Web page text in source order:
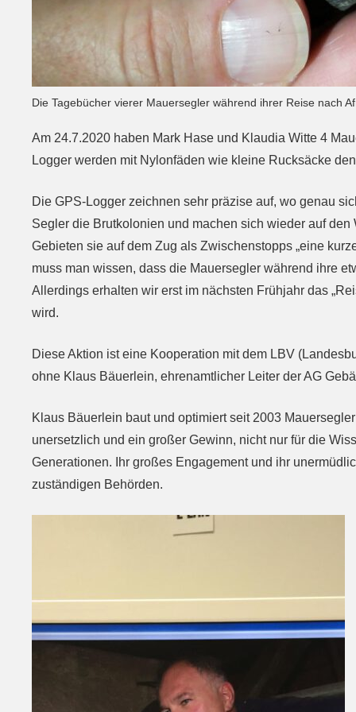
Die Tagebücher vierer Mauersegler während ihrer Reise nach
Am 24.7.2020 haben Mark Hase und Klaudia Witte 4
Logger werden mit Nylonfäden wie kleine Rucksäcke
Die GPS-Logger zeichnen sehr präzise auf, wo genau
Segler die Brutkolonien und machen sich wieder auf
Gebieten sie auf dem Zug als Zwischenstopps „eine
muss man wissen, dass die Mauersegler während ihre
Allerdings erhalten wir erst im nächsten Frühjahr das
wird.
Diese Aktion ist eine Kooperation mit dem LBV
ohne Klaus Bäuerlein, ehrenamtlicher Leiter der AG
Klaus Bäuerlein baut und optimiert seit 2003
unersetzlich und ein großer Gewinn, nicht nur für die
Generationen. Ihr großes Engagement und ihr
zuständigen Behörden.